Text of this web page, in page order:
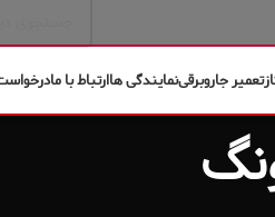
تعمیر جاروبرقینمایندگی هاارتباط با ما